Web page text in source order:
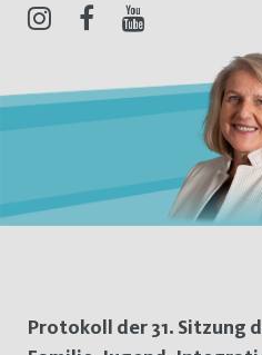
Schlagwort:
Protokoll der 31. Sitzung